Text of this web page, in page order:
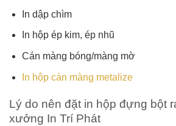
In dập chìm
In hộp ép kim, ép nhũ
Cán màng bóng/màng mờ
In hộp cán màng metalize
Lý do nên đặt in hộp đựng bột
xưởng In Trí Phát